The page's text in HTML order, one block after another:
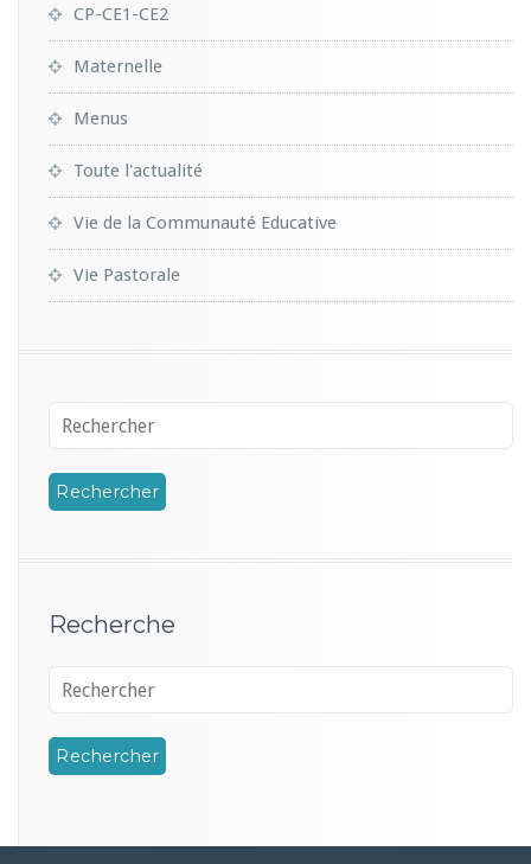
CP-CE1-CE2
Maternelle
Menus
Toute l'actualité
Vie de la Communauté Educative
Vie Pastorale
Recherche